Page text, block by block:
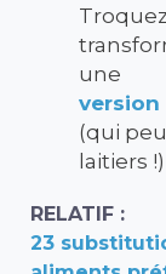
une
version
(qui
laitiers !)
RELATIF :
23